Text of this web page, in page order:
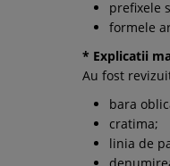
prefixele
formele
* Explicatii
Au fost
bara
cratima;
linia de